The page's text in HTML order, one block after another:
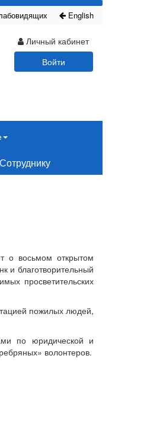
English
Личный кабинет
Войти
о восьмом открытом
и благотворительный
просветительских
пожилых людей,
по юридической и
волонтеров.